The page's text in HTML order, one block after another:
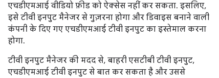
एचडीएमआई वीडियो फ़ीड को ऐक्सेस नहीं कर सकता. इसलिए,
इसे टीवी इनपुट मैनेजर से गुज़रना होगा और डिवाइस बनाने वाली
कंपनी के दिए गए एचडीएमआई टीवी इनपुट का इस्तेमाल करना
होगा.
टीवी इनपुट मैनेजर की मदद से, बाहरी एसटीबी टीवी इनपुट,
एचडीएमआई टीवी इनपुट से बात कर सकता है और उससे